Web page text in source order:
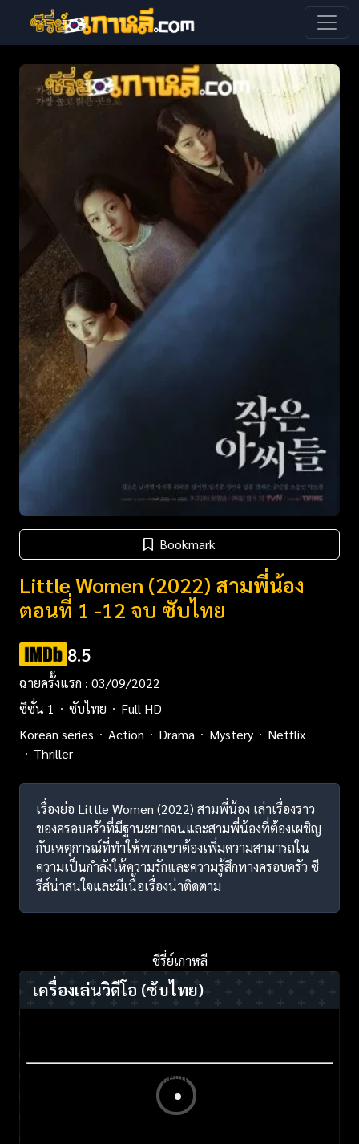
Bookmark
Little Women (2022) สามพี่น้อง
ตอนที่ 1 -12 จบ ซับไทย
8.5
ฉายครั้งแรก : 03/09/2022
ซีซั่น 1
ซับไทย
Full HD
Korean series
Action Drama Mystery
Netflix
Thriller
เรื่องย่อ Little Women (2022) สามพี่น้อง เล่าเรื่องราว
ของครอบครัวที่มีฐานะยากจนและสามพี่น้องที่ต้องเผชิญ
กับเหตุการณ์ที่ทำให้พวกเขาต้องเพิ่มความสามารถใน
ความเป็นกำลังให้ความรักและความรู้สึกทางครอบครัว ซี
รีส์น่าสนใจและมีเนื้อเรื่องน่าติดตาม
ซีรี่ย์เกาหลี
เครื่องเล่นวิดีโอ (ซับไทย)